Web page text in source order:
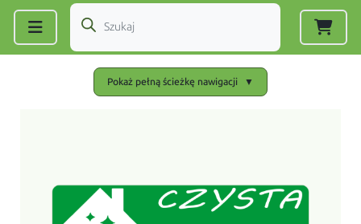
Pokaż pełną ścieżkę nawigacji ▼